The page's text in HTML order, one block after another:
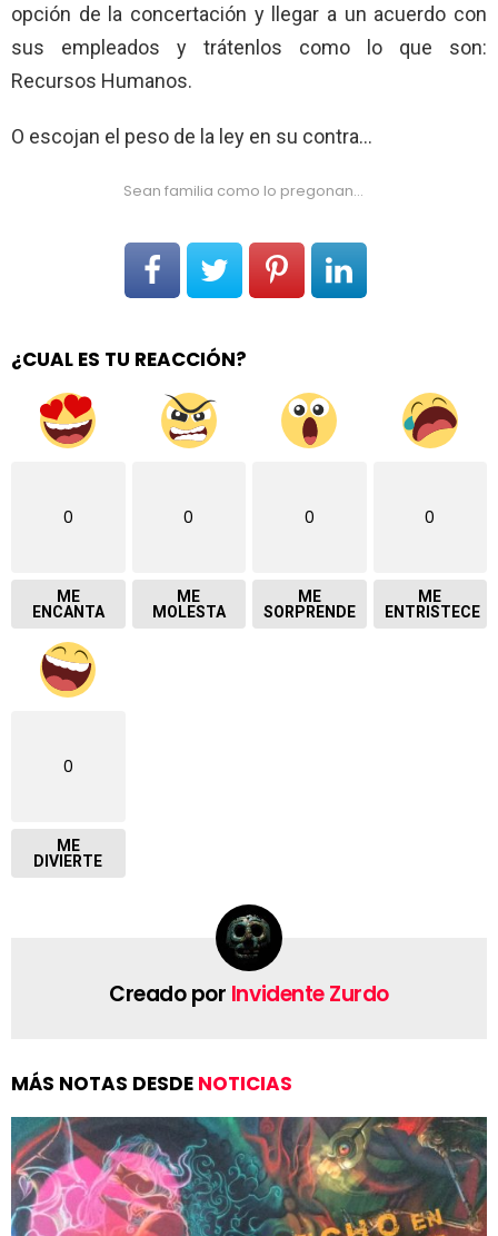
opción de la concertación y llegar a un acuerdo con
sus empleados y trátenlos como lo que son:
Recursos Humanos.
O escojan el peso de la ley en su contra…
Sean familia como lo pregonan…
¿CUAL ES TU REACCIÓN?
0
ME
ENCANTA
0
ME
MOLESTA
0
ME
SORPRENDE
0
ME
ENTRISTECE
0
ME
DIVIERTE
Creado por Invidente Zurdo
MÁS NOTAS DESDE NOTICIAS